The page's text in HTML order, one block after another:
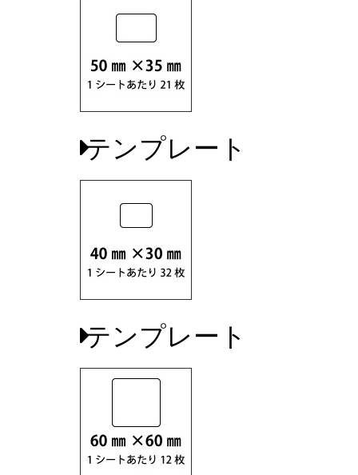
テンプレート
テンプレート